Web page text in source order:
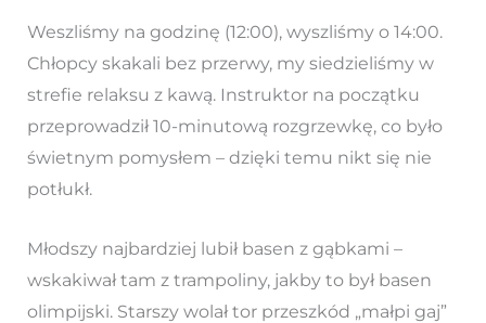
Weszliśmy na godzinę (12:00), wyszliśmy o 14:00.
Chłopcy skakali bez przerwy, my siedzieliśmy w
strefie relaksu z kawą. Instruktor na początku
przeprowadził 10-minutową rozgrzewkę, co było
świetnym pomysłem – dzięki temu nikt się nie
potłukł.
Młodszy najbardziej lubił basen z gąbkami –
wskakiwał tam z trampoliny, jakby to był basen
olimpijski. Starszy wolał tor przeszkód „małpi gaj”